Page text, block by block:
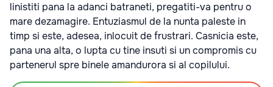
linistiti pana la adanci batraneti, pregatiti-va pentru o
mare dezamagire. Entuziasmul de la nunta paleste in
timp si este, adesea, inlocuit de frustrari. Casnicia este,
pana una alta, o lupta cu tine insuti si un compromis cu
partenerul spre binele amandurora si al copilului.